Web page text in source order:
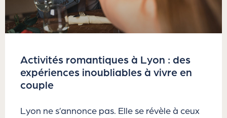
Activités romantiques à Lyon : des
expériences inoubliables à vivre en
couple
Lyon ne s’annonce pas. Elle se révèle à ceux